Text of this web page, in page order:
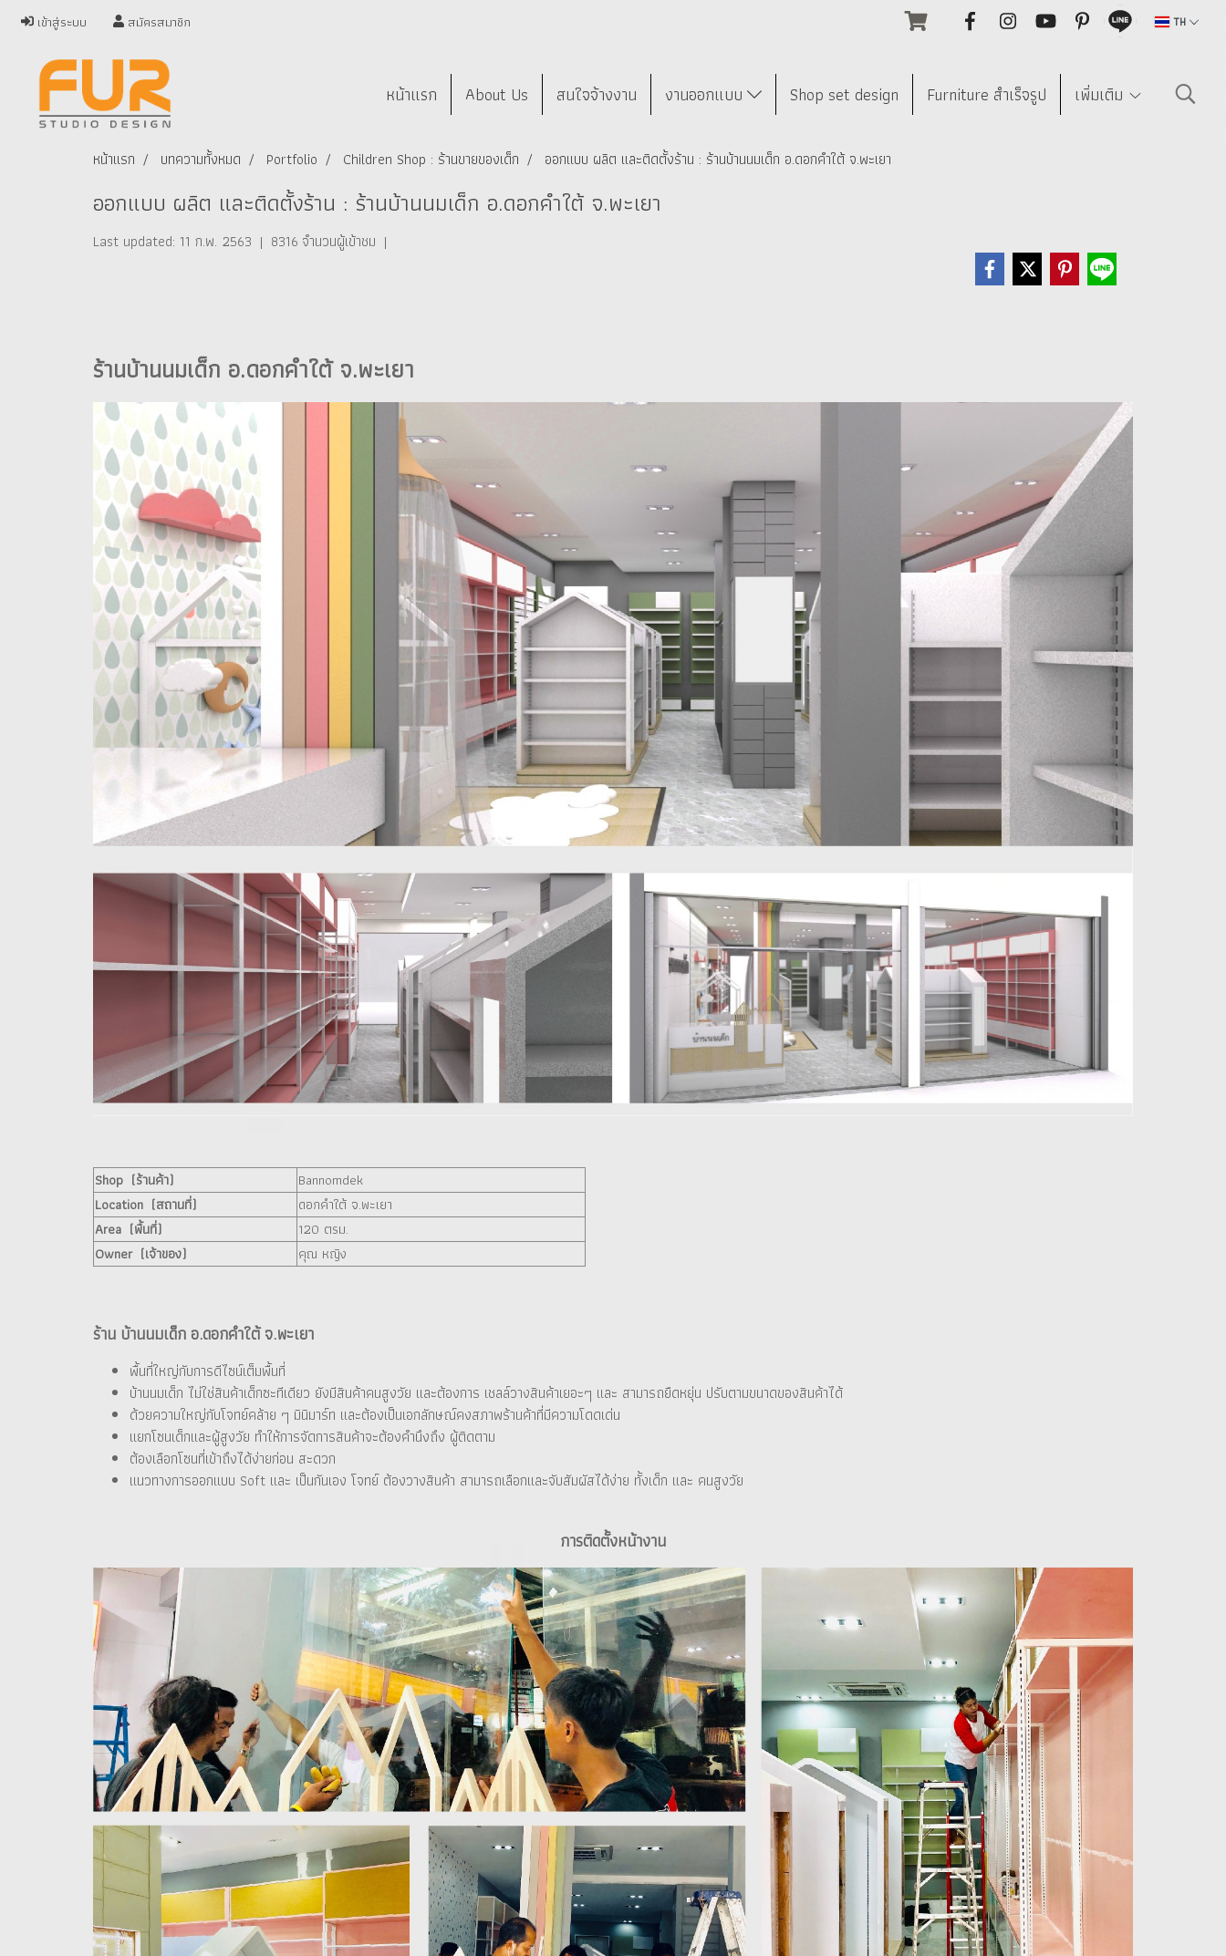
เข้าสู่ระบบ สมัครสมาชิก TH
หน้าแรก About Us สนใจจ้างงาน งานออกแบบ Shop set design Furniture สำเร็จรูป เพิ่มเติม
หน้าแรก บทความทั้งหมด Portfolio Children Shop : ร้านขายของเด็ก ออกแบบ ผลิต และติดตั้งร้าน : ร้านบ้านนมเด็ก อ.ดอกคำใต้ จ.พะเยา
ออกแบบ ผลิต และติดตั้งร้าน : ร้านบ้านนมเด็ก อ.ดอกคำใต้ จ.พะเยา
Last updated: 11 ก.พ. 2563 | 8316 จำนวนผู้เข้าชม |
ร้านบ้านนมเด็ก อ.ดอกคำใต้ จ.พะเยา
Shop (ร้านค้า)
Bannomdek
Location (สถานที่)
ดอกคำใต้ จ.พะเยา
Area (พื้นที่)
120 ตรม.
Owner (เจ้าของ)
คุณ หญิง
ร้าน บ้านนมเด็ก อ.ดอกคำใต้ จ.พะเยา
พื้นที่ใหญ่กับการดีไซน์เต็มพื้นที่
บ้านนมเด็ก ไม่ใช่สินค้าเด็กซะทีเดียว ยังมีสินค้าคนสูงวัย และต้องการ เชลล์วางสินค้าเยอะๆ และ สามารถยืดหยุ่น ปรับตามขนาดของสินค้าได้
ด้วยความใหญ่กับโจทย์คล้าย ๆ มินิมาร์ท และต้องเป็นเอกลักษณ์คงสภาพร้านค้าที่มีความโดดเด่น
แยกโซนเด็กและผู้สูงวัย ทำให้การจัดการสินค้าจะต้องคำนึงถึง ผู้ติดตาม
ต้องเลือกโซนที่เข้าถึงได้ง่ายก่อน สะดวก
แนวทางการออกแบบ Soft และ เป็นกันเอง โจทย์ ต้องวางสินค้า สามารถเลือกและจับสัมผัสได้ง่าย ทั้งเด็ก และ คนสูงวัย
การติดตั้งหน้างาน